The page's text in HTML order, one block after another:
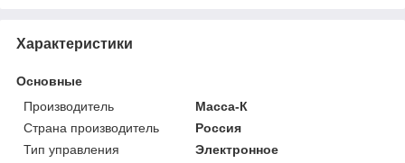
Характеристики
Основные
Производитель
Масса-К
Страна производитель
Россия
Тип управления
Электронное